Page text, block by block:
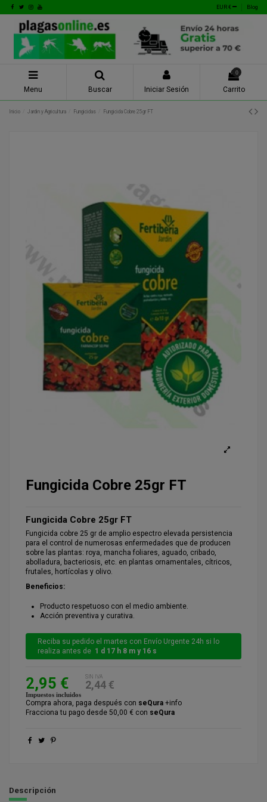
EUR € Blog
Menu Buscar Iniciar Sesión
0
Carrito
Inicio Jardin y Agricultura Fungicidas Fungicida Cobre 25gr FT
Fungicida Cobre 25gr FT
Fungicida Cobre 25gr FT
Fungicida cobre 25 gr de amplio espectro elevada persistencia
para el control de numerosas enfermedades que de producen
sobre las plantas: roya, mancha foliares, aguado, cribado,
abolladura, bacteriosis, etc. en plantas ornamentales, cítricos,
frutales, hortícolas y olivo.
Beneficios:
Producto respetuoso con el medio ambiente.
Acción preventiva y curativa.
Reciba su pedido el martes con Envío Urgente 24h si lo
realiza antes de 1 d 17 h 8 m y 16 s
2,95 € SIN IVA
2,44 €
Impuestos incluidos
Compra ahora, paga después con seQura +info
Fracciona tu pago desde 50,00 € con seQura
Descripción